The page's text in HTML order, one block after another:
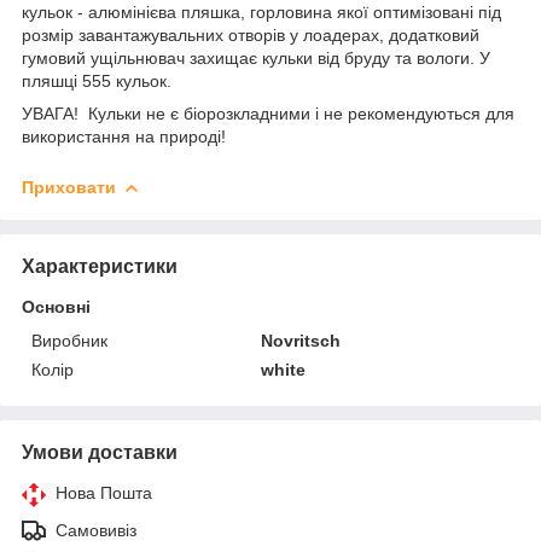
кульок - алюмінієва пляшка, горловина якої оптимізовані під
розмір завантажувальних отворів у лоадерах, додатковий
гумовий ущільнювач захищає кульки від бруду та вологи. У
пляшці 555 кульок.
УВАГА! Кульки не є біорозкладними і не рекомендуються для
використання на природі!
Приховати
Характеристики
Основні
Виробник
Novritsch
Колір
white
Умови доставки
Нова Пошта
Самовивіз